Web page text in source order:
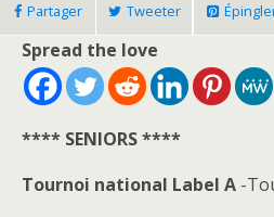
Partager Tweeter
Spread the love
**** SENIORS ****
Tournoi national Label A -